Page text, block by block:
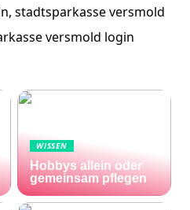
stadtsparkasse versmold
versmold login
WISSEN
Hobbys allein oder
gemeinsam pflegen